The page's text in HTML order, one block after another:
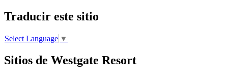
Traducir este sitio
Select Language ▼
Sitios de Westgate Resort